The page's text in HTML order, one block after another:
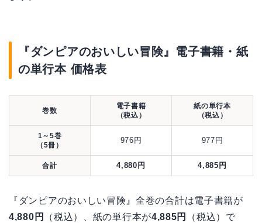
『ダンピアのおいしい冒険』電子書籍・紙
の単行本 価格表
巻数
電子書籍
（税込）
紙の単行本
（税込）
1～5巻
（5冊）
976円 977円
合計 4,880円 4,885円
『ダンピアのおいしい冒険』全巻の合計は電子書籍が
4,880円
（税込）、紙の単行本が4,885円
（税込）で